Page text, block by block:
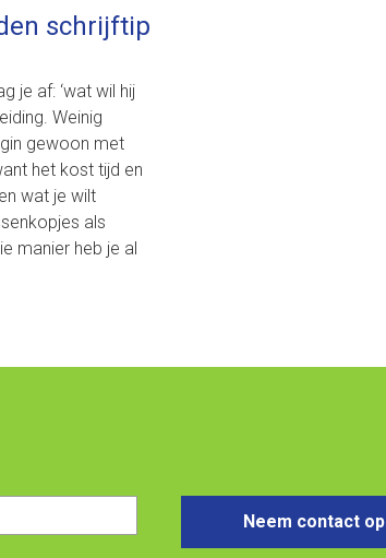
schrijftip
je af: ‘wat wil hij
Weinig
gewoon met
het kost tijd en
wat je wilt
als
manier heb je al
Neem contact op